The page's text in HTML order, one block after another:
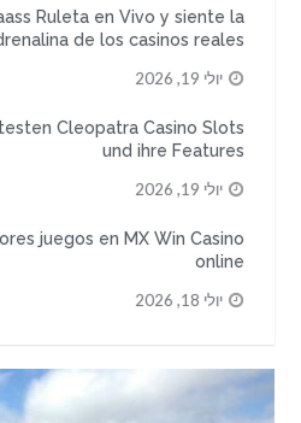
Ruleta en Vivo y siente la
de los casinos reales
יולי 19, 2026
Cleopatra Casino Slots
und ihre Features
יולי 19, 2026
juegos en MX Win Casino
online
יולי 18, 2026